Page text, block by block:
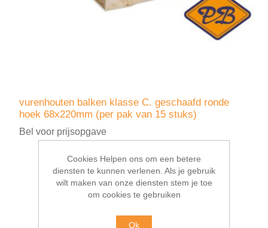
vurenhouten balken klasse C. geschaafd ronde
hoek 68x220mm (per pak van 15 stuks)
Bel voor prijsopgave
Cookies Helpen ons om een betere
diensten te kunnen verlenen. Als je gebruik
wilt maken van onze diensten stem je toe
om cookies te gebruiken
Ok